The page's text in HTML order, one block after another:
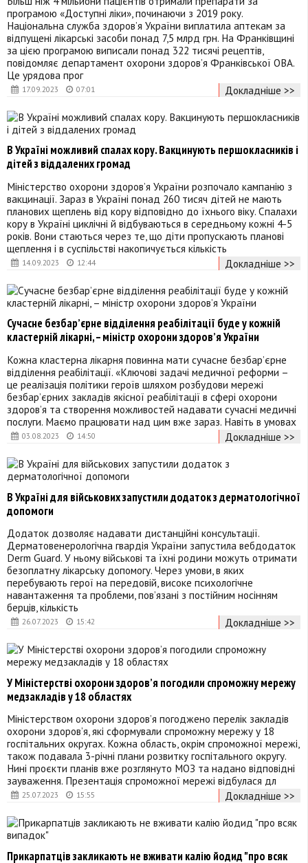
17.09.2023 07:01
програмою «Доступні ліки», починаючи з 2019 року.
Національна служба здоров’я України виплатила аптекам за
відпущені лікарські засоби понад 7,5 млрд грн. На Франківщині
за цією програмою виписали понад 322 тисячі рецептів,
повідомляє департамент охорони здоров’я Франківської ОВА.
Це урядова прог
Докладніше >>
14.09.2023 12:44
В Україні можливий спалах кору. Вакцинують першокласників і
дітей з віддалених громад
Міністерство охорони здоров’я України розпочало кампанію з
вакцинації. Зараз в Україні понад 260 тисяч дітей не мають
планових щеплень від кору відповідно до їхнього віку. Спалахи
кору в Україні циклічні й відбуваються в середньому кожні 4-5
років. Вони стаються через те, що діти пропускають планові
щеплення і в суспільстві накопичується кількість
Докладніше >>
03.08.2023 14:50
Сучасне безбарʼєрне відділення реабілітації буде у кожній
кластерній лікарні, – міністр охорони здоровʼя України
Кожна кластерна лікарня повинна мати сучасне безбарʼєрне
відділення реабілітації. «Ключові задачі медичної реформи –
це реалізація політики героїв шляхом розбудови мережі
безбарʼєрних закладів якісної реабілітації в сфері охорони
здоровʼя та створення можливостей надавати сучасні медичні
послуги. Маємо працювати над цим вже зараз. Навіть в умовах
Докладніше >>
26.07.2023 15:42
В Україні для військових запустили додаток з дерматологічної
допомоги
Додаток дозволяє надавати дистанційні консультації.
Дерматовенерологічна гвардія України запустила вебдодаток
Derm Guard. У ньому військові та їхні родини можуть отримати
безоплатну лікарську допомогу. Через умови, в яких
перебувають герої на передовій, високе психологічне
навантаження та проблеми, пов’язані з постійним носінням
берців, кількість
Докладніше >>
25.07.2023 15:55
У Міністерстві охорони здоров’я погодили спроможну мережу
медзакладів у 18 областях
Міністерством охорони здоров’я погоджено перелік закладів
охорони здоров’я, які сформували спроможну мережу у 18
госпітальних округах. Кожна область, окрім спроможної мережі,
також подавала 3-річні плани розвитку госпітального округу.
Нині проєкти планів вже розглянуто МОЗ та надано відповідні
зауваження. Презентація спроможної мережі відбулася дл
Докладніше >>
Прикарпатців закликають не вживати калію йодид "про всяк